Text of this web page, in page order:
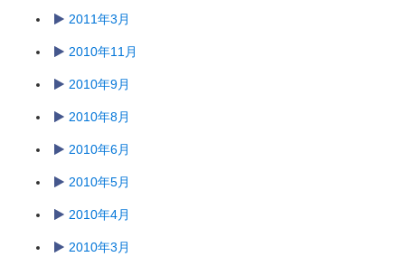
2011年3月
2010年11月
2010年9月
2010年8月
2010年6月
2010年5月
2010年4月
2010年3月